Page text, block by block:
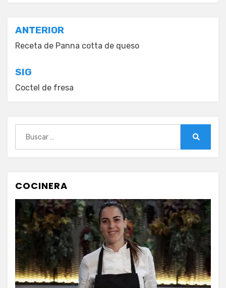
Navegación
de
entradas
ANTERIOR
Receta de Panna cotta de queso
SIG
Coctel de fresa
COCINERA